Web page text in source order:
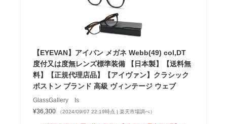
【EYEVAN】アイバン メガネ Webb(49) col,DT
度付又は度無レンズ標準装備 【日本製】【送料無
料】【正規代理店品】【アイヴァン】クラシック
ボストン ブランド 高級 ヴィンテージ ウェブ
GlassGallery Is
¥36,300
（2024/09/07 22:19時点 | 楽天市場調べ）